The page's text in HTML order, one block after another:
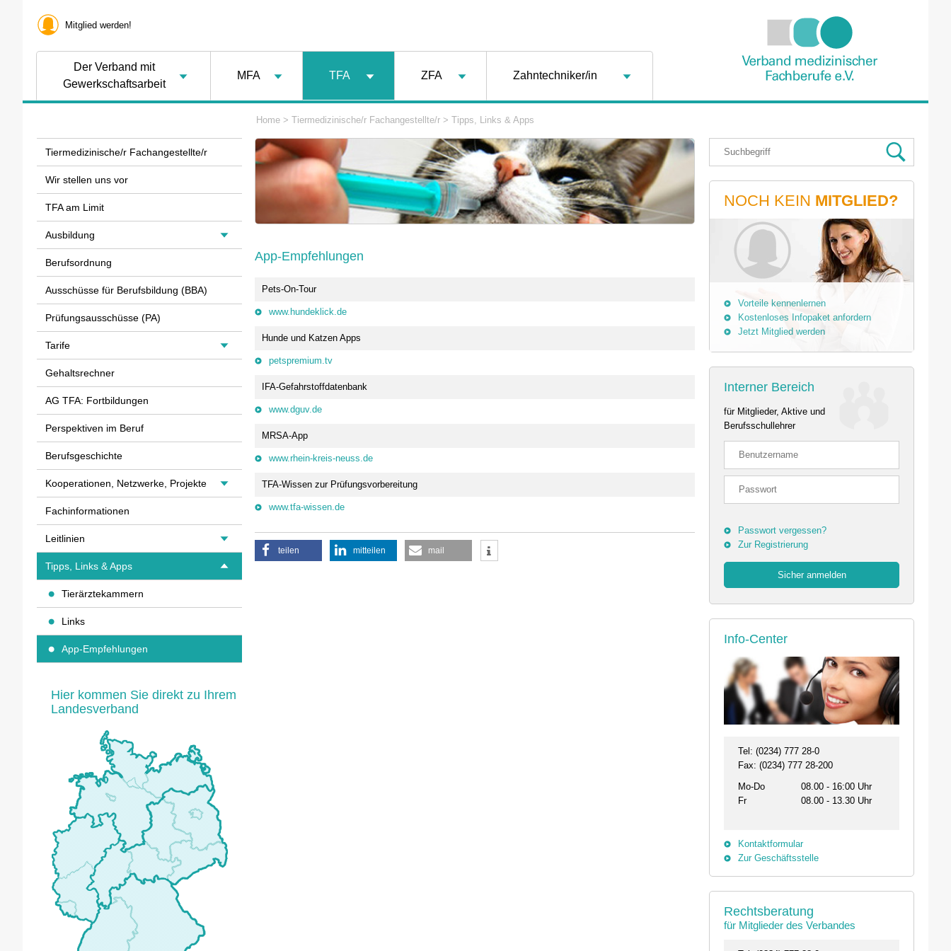
Mitglied werden!
Der Verband mit
Gewerkschaftsarbeit
MFA TFA ZFA Zahntechniker/in
Home > Tiermedizinische/r Fachangestellte/r > Tipps, Links & Apps
App-Empfehlungen
Pets-On-Tour
www.hundeklick.de
Hunde und Katzen Apps
petspremium.tv
IFA-Gefahrstoffdatenbank
www.dguv.de
MRSA-App
www.rhein-kreis-neuss.de
TFA-Wissen zur Prüfungsvorbereitung
www.tfa-wissen.de
teilen mitteilen mail
NOCH KEIN MITGLIED?
Vorteile kennenlernen
Kostenloses Infopaket anfordern
Jetzt Mitglied werden
Interner Bereich
für Mitglieder, Aktive und
Berufsschullehrer
Passwort vergessen?
Zur Registrierung
Info-Center
Tel: (0234) 777 28-0
Fax: (0234) 777 28-200
Mo-Do
08.00 - 16:00 Uhr
Fr
08.00 - 13.30 Uhr
Kontaktformular
Zur Geschäftsstelle
Rechtsberatung
für Mitglieder des Verbandes
Tiermedizinische/r Fachangestellte/r
Wir stellen uns vor
TFA am Limit
Ausbildung
Berufsordnung
Ausschüsse für Berufsbildung (BBA)
Prüfungsausschüsse (PA)
Tarife
Gehaltsrechner
AG TFA: Fortbildungen
Perspektiven im Beruf
Berufsgeschichte
Kooperationen, Netzwerke, Projekte
Fachinformationen
Leitlinien
Tipps, Links & Apps
Tierärztekammern
Links
App-Empfehlungen
Hier kommen Sie direkt zu Ihrem
Landesverband